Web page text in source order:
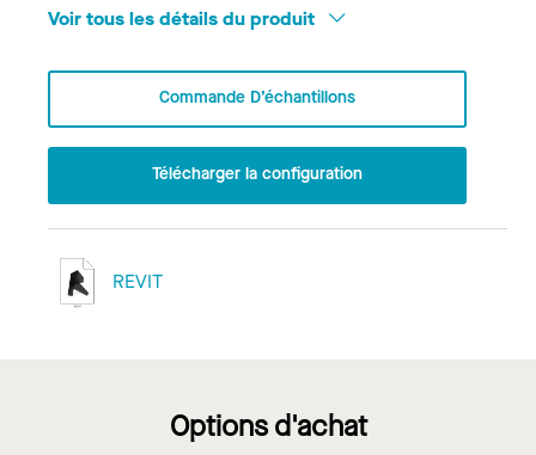
Voir tous les détails du produit
Commande D’échantillons
Télécharger la configuration
REVIT
Options d'achat